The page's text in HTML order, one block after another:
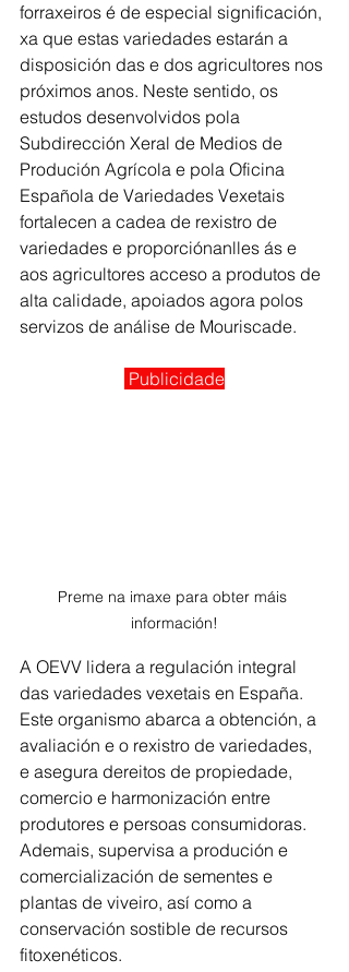
forraxeiros é de especial significación,
xa que estas variedades estarán a
disposición das e dos agricultores nos
próximos anos. Neste sentido, os
estudos desenvolvidos pola
Subdirección Xeral de Medios de
Produción Agrícola e pola Oficina
Española de Variedades Vexetais
fortalecen a cadea de rexistro de
variedades e proporciónanlles ás e
aos agricultores acceso a produtos de
alta calidade, apoiados agora polos
servizos de análise de Mouriscade.
Publicidade
Preme na imaxe para obter máis
información!
A OEVV lidera a regulación integral
das variedades vexetais en España.
Este organismo abarca a obtención, a
avaliación e o rexistro de variedades,
e asegura dereitos de propiedade,
comercio e harmonización entre
produtores e persoas consumidoras.
Ademais, supervisa a produción e
comercialización de sementes e
plantas de viveiro, así como a
conservación sostible de recursos
fitoxenéticos.